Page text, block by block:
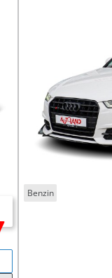
Benzin